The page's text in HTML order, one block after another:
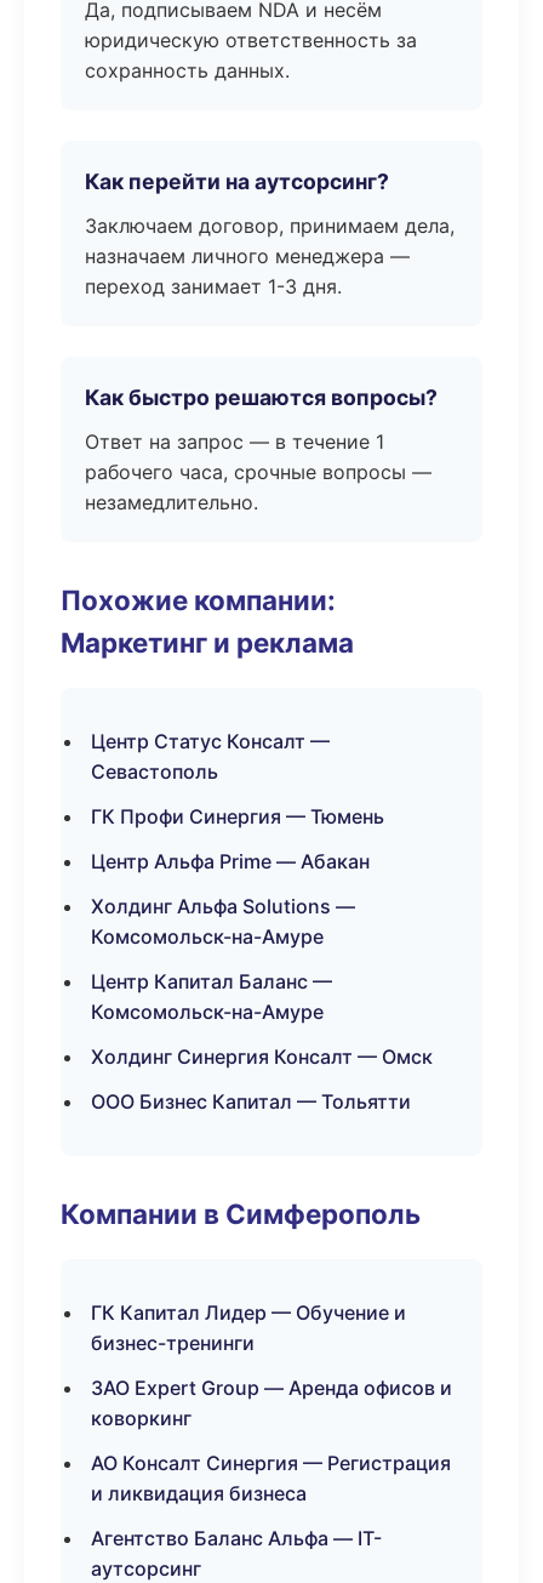
Да, подписываем NDA и несём
юридическую ответственность за
сохранность данных.
Как перейти на аутсорсинг?
Заключаем договор, принимаем дела,
назначаем личного менеджера —
переход занимает 1-3 дня.
Как быстро решаются вопросы?
Ответ на запрос — в течение 1
рабочего часа, срочные вопросы —
незамедлительно.
Похожие компании:
Маркетинг и реклама
Центр Статус Консалт —
Севастополь
ГК Профи Синергия — Тюмень
Центр Альфа Prime — Абакан
Холдинг Альфа Solutions —
Комсомольск-на-Амуре
Центр Капитал Баланс —
Комсомольск-на-Амуре
Холдинг Синергия Консалт — Омск
ООО Бизнес Капитал — Тольятти
Компании в Симферополь
ГК Капитал Лидер — Обучение и
бизнес-тренинги
ЗАО Expert Group — Аренда офисов и
коворкинг
АО Консалт Синергия — Регистрация
и ликвидация бизнеса
Агентство Баланс Альфа — IT-
аутсорсинг